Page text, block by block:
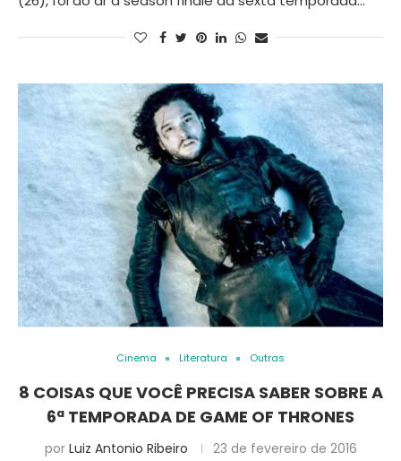
Cinema Literatura Outras
8 COISAS QUE VOCÊ PRECISA SABER SOBRE A
6ª TEMPORADA DE GAME OF THRONES
por Luiz Antonio Ribeiro 23 de fevereiro de 2016